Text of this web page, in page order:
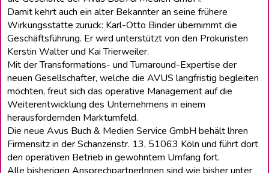
Damit kehrt auch ein alter Bekannter an seine frühere
Wirkungsstätte zurück: Karl-Otto Binder übernimmt die
Geschäftsführung. Er wird unterstützt von den Prokuristen
Kerstin Walter und Kai Trierweiler.
Mit der Transformations- und Turnaround-Expertise der
neuen Gesellschafter, welche die AVUS langfristig begleiten
möchten, freut sich das operative Management auf die
Weiterentwicklung des Unternehmens in einem
herausfordernden Marktumfeld.
Die neue Avus Buch & Medien Service GmbH behält lhren
Firmensitz in der Schanzenstr. 13, 51063 Köln und führt dort
den operativen Betrieb in gewohntem Umfang fort.